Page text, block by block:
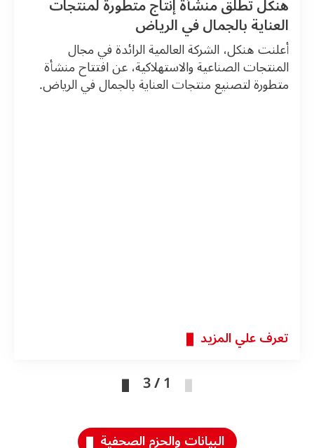
هنكل تطلق منشأة إنتاج متطورة لمنتجات
العناية بالجمال في الرياض
أعلنت هنكل، الشركة العالمية الرائدة في مجال
المنتجات الصناعية والاستهلاكية، عن افتتاح منشأة
متطورة لتصنيع منتجات العناية بالجمال في الرياض.
تعرف علي المزيد
1 / 3
البيانات والحزم الصحفية